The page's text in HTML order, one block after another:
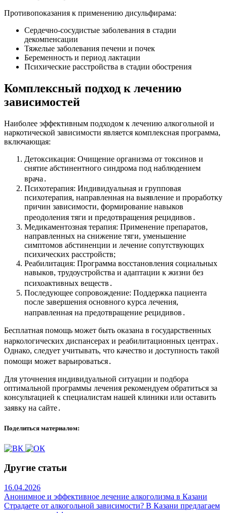
Противопоказания к применению дисульфирама:
Сердечно-сосудистые заболевания в стадии
декомпенсации
Тяжелые заболевания печени и почек
Беременность и период лактации
Психические расстройства в стадии обострения
Комплексный подход к лечению
зависимостей
Наиболее эффективным подходом к лечению алкогольной и
наркотической зависимости является комплексная программа,
включающая:
Детоксикация: Очищение организма от токсинов и
снятие абстинентного синдрома под наблюдением
врача․
Психотерапия: Индивидуальная и групповая
психотерапия, направленная на выявление и проработку
причин зависимости, формирование навыков
преодоления тяги и предотвращения рецидивов․
Медикаментозная терапия: Применение препаратов,
направленных на снижение тяги, уменьшение
симптомов абстиненции и лечение сопутствующих
психических расстройств;
Реабилитация: Программа восстановления социальных
навыков, трудоустройства и адаптации к жизни без
психоактивных веществ․
Последующее сопровождение: Поддержка пациента
после завершения основного курса лечения,
направленная на предотвращение рецидивов․
Бесплатная помощь может быть оказана в государственных
наркологических диспансерах и реабилитационных центрах․
Однако, следует учитывать, что качество и доступность такой
помощи может варьироваться․
Для уточнения индивидуальной ситуации и подбора
оптимальной программы лечения рекомендуем обратиться за
консультацией к специалистам нашей клиники или оставить
заявку на сайте․
Поделиться материалом:
Другие статьи
16.04.2026
Анонимное и эффективное лечение алкоголизма в Казани
Страдаете от алкогольной зависимости? В Казани предлагаем